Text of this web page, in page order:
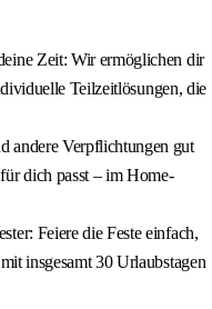
Zeit: Wir ermöglichen dir
Teilzeitlösungen, die
andere Verpflichtungen gut
dich passt – im Home-
Feiere die Feste einfach,
insgesamt 30 Urlaubstagen